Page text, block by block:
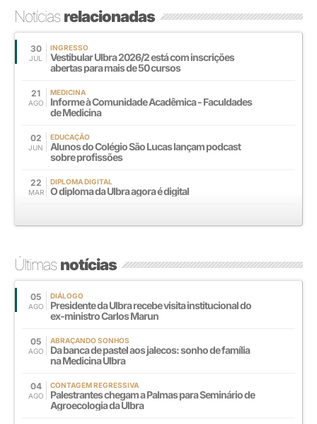
Notíciasrelacionadas
30
JUL
INGRESSO
Vestibular Ulbra 2026/2 está com inscrições
abertas para mais de 50 cursos
21
AGO
MEDICINA
Informe à Comunidade Acadêmica - Faculdades
de Medicina
02
JUN
EDUCAÇÃO
Alunos do Colégio São Lucas lançam podcast
sobre profissões
22
MAR
DIPLOMA DIGITAL
O diploma da Ulbra agora é digital
Últimasnotícias
05
AGO
DIÁLOGO
Presidente da Ulbra recebe visita institucional do
ex-ministro Carlos Marun
05
AGO
ABRAÇANDO SONHOS
Da banca de pastel aos jalecos: sonho de família
na Medicina Ulbra
04
AGO
CONTAGEM REGRESSIVA
Palestrantes chegam a Palmas para Seminário de
Agroecologia da Ulbra